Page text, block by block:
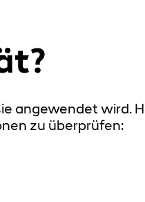
angewendet wird.
zu überprüfen: